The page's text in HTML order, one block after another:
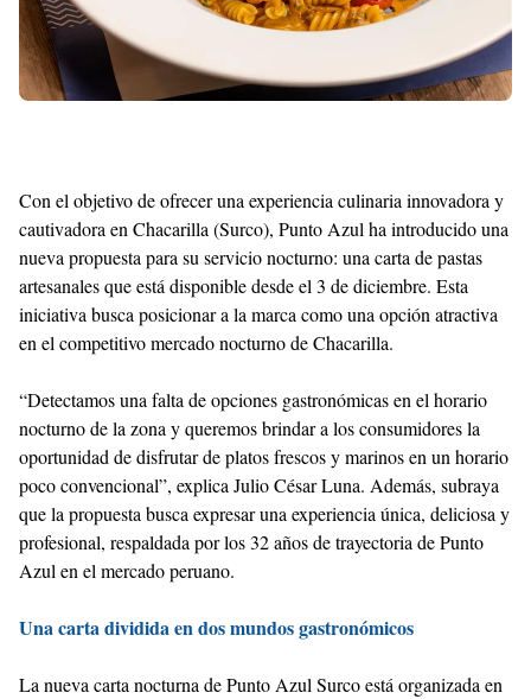
Con el objetivo de ofrecer una experiencia culinaria innovadora y
cautivadora en Chacarilla (Surco), Punto Azul ha introducido una
nueva propuesta para su servicio nocturno: una carta de pastas
artesanales que está disponible desde el 3 de diciembre. Esta
iniciativa busca posicionar a la marca como una opción atractiva
en el competitivo mercado nocturno de Chacarilla.
“Detectamos una falta de opciones gastronómicas en el horario
nocturno de la zona y queremos brindar a los consumidores la
oportunidad de disfrutar de platos frescos y marinos en un horario
poco convencional”, explica Julio César Luna. Además, subraya
que la propuesta busca expresar una experiencia única, deliciosa y
profesional, respaldada por los 32 años de trayectoria de Punto
Azul en el mercado peruano.
Una carta dividida en dos mundos gastronómicos
La nueva carta nocturna de Punto Azul Surco está organizada en